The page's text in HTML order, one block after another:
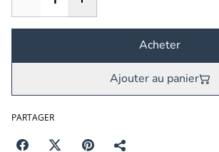
Acheter
Ajouter au panier
PARTAGER